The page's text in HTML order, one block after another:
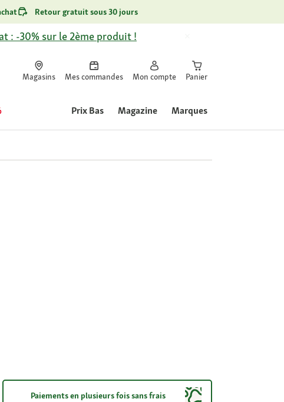
Retour gratuit sous 30 jours
: -30% sur le 2ème produit !
Magasins Mes commandes Mon compte Panier
Prix Bas Magazine Marques
Paiements en plusieurs fois sans frais